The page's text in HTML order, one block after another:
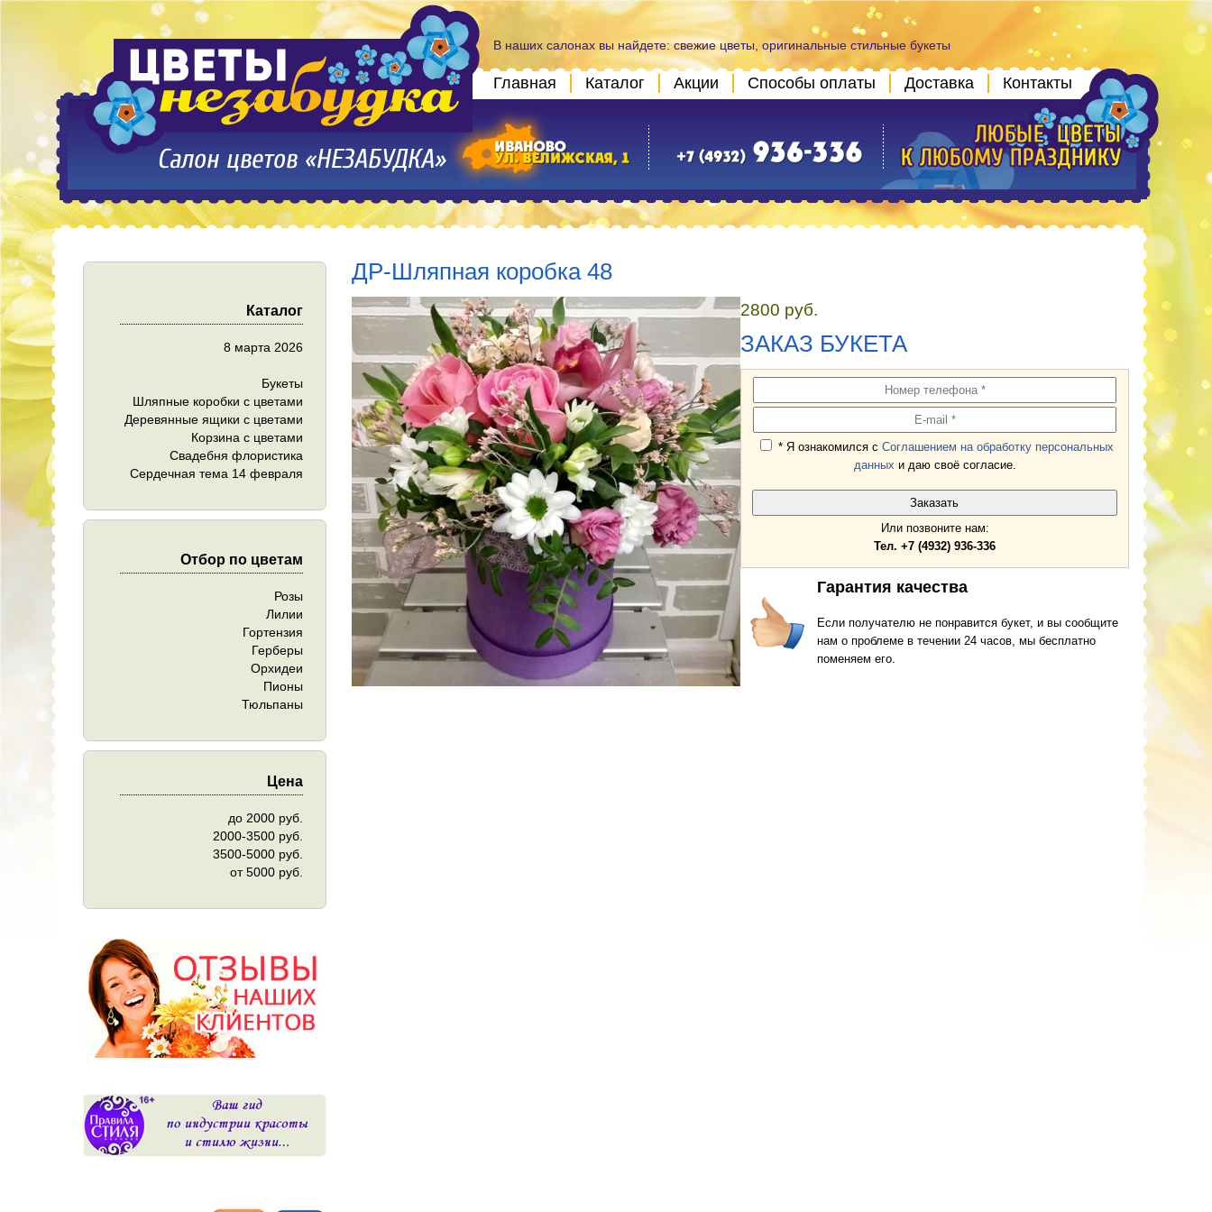
В наших салонах вы найдете: свежие цветы, оригинальные стильные букеты
Главная Каталог Акции Способы оплаты Доставка Контакты
Каталог
8 марта 2026
Букеты
Шляпные коробки с цветами
Деревянные ящики с цветами
Корзина с цветами
Свадебня флористика
Сердечная тема 14 февраля
Отбор по цветам
Розы
Лилии
Гортензия
Герберы
Орхидеи
Пионы
Тюльпаны
Цена
до 2000 руб.
2000-3500 руб.
3500-5000 руб.
от 5000 руб.
ДР-Шляпная коробка 48
2800 руб.
ЗАКАЗ БУКЕТА
* Я ознакомился с Соглашением на обработку персональных
данных и даю своё согласие.
Или позвоните нам:
Тел. +7 (4932) 936-336
Гарантия качества
Если получателю не понравится букет, и вы сообщите
нам о проблеме в течении 24 часов, мы бесплатно
поменяем его.